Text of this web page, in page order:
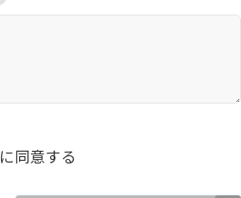
に同意する